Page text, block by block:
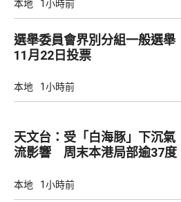
本地 1小時前
選舉委員會界別分組一般選舉
11月22日投票
本地 1小時前
天文台：受「白海豚」下沉氣
流影響 周末本港局部逾37度
本地 1小時前